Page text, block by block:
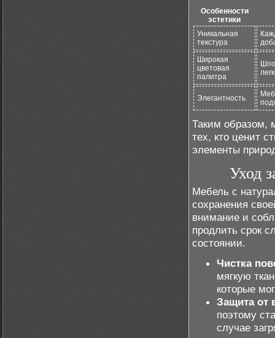
Особенности
эстетики
Уникальная
текстура
Широкая
цветовая
палитра
Элегантность
Таким образом,
тех, кто ценит
элементы
Уход
Мебель с
сохранения
внимание и
продлить срок
состоянии.
Чистка
мягкую
которые
Защита от
поэтому
случае